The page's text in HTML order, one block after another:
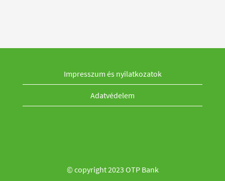
Impresszum és nyilatkozatok
Adatvédelem
© copyright 2023 OTP Bank